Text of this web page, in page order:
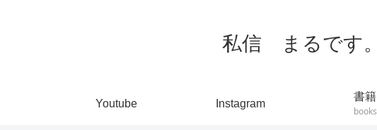
私信 まるです。
Youtube Instagram
書籍
books